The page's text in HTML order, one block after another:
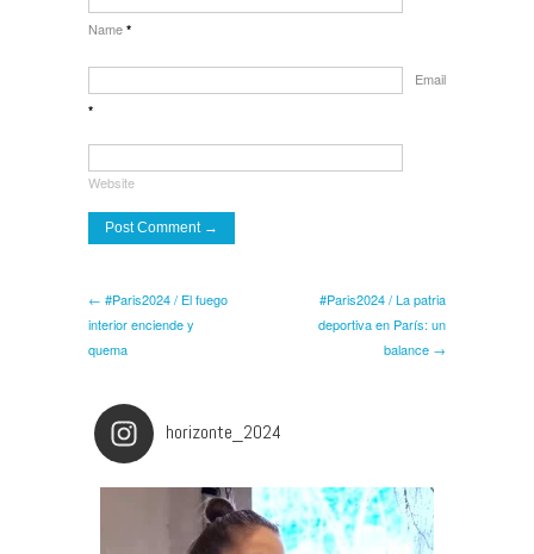
Name *
Email
*
Website
← #Paris2024 / El fuego
interior enciende y
quema
#Paris2024 / La patria
deportiva en París: un
balance →
horizonte_2024